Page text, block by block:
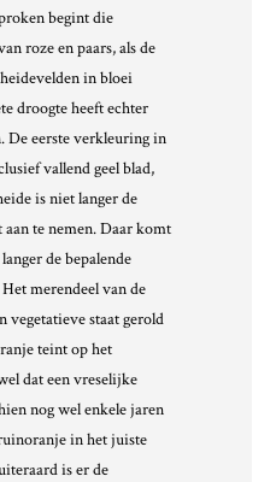
begint die
roze en paars, als de
in bloei
droogte heeft echter
De eerste verkleuring in
vallend geel blad,
is niet langer de
te nemen. Daar komt
de bepalende
merendeel van de
vegetatieve staat gerold
teint op het
dat een vreselijke
nog wel enkele jaren
in het juiste
is er de